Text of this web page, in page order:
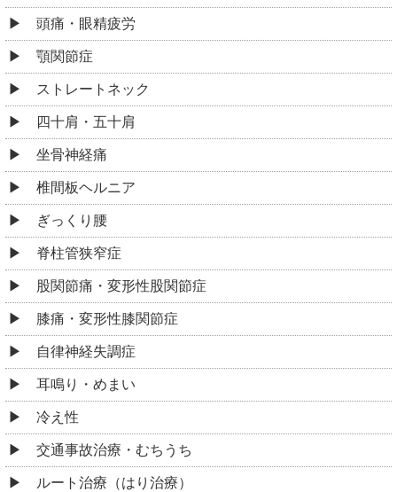
頭痛・眼精疲労
顎関節症
ストレートネック
四十肩・五十肩
坐骨神経痛
椎間板ヘルニア
ぎっくり腰
脊柱管狭窄症
股関節痛・変形性股関節症
膝痛・変形性膝関節症
自律神経失調症
耳鳴り・めまい
冷え性
交通事故治療・むちうち
ルート治療（はり治療）